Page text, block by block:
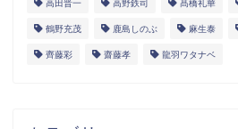
高田晋一 高野鉄司 髙橋礼華
鶴野充茂 鹿島しのぶ 麻生泰
齊藤彩 齋藤孝 龍羽ワタナベ